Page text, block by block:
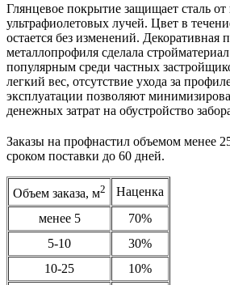
Глянцевое покрытие защищает сталь от
ультрафиолетовых лучей. Цвет в
остается без изменений. Декоративная
металлопрофиля сделала
популярным среди частных
легкий вес, отсутствие ухода за
эксплуатации позволяют
денежных затрат на обустройство
Заказы на профнастил объемом менее
сроком поставки до 60 дней.
Объем заказа, м2
Наценка
менее 5
70%
5-10
30%
10-25
10%